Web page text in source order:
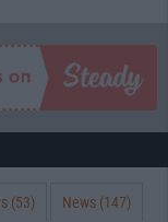
(53) News (147)